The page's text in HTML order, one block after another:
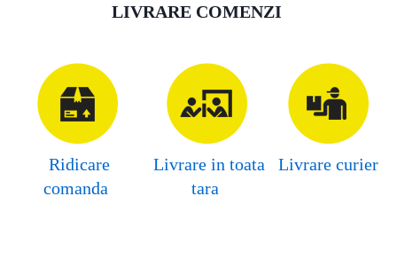
LIVRARE COMENZI
Ridicare
comanda
Livrare in toata
tara
Livrare curier